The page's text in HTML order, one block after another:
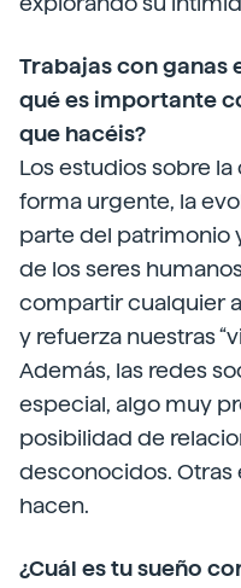
Trabajas con ganas
qué es importante
que hacéis?
Los estudios sobre
forma urgente, la
parte del patrimonio
de los seres
compartir cualquier
y refuerza nuestras
Además, las redes
especial, algo muy
posibilidad de
desconocidos.
hacen.
¿Cuál es tu sueño